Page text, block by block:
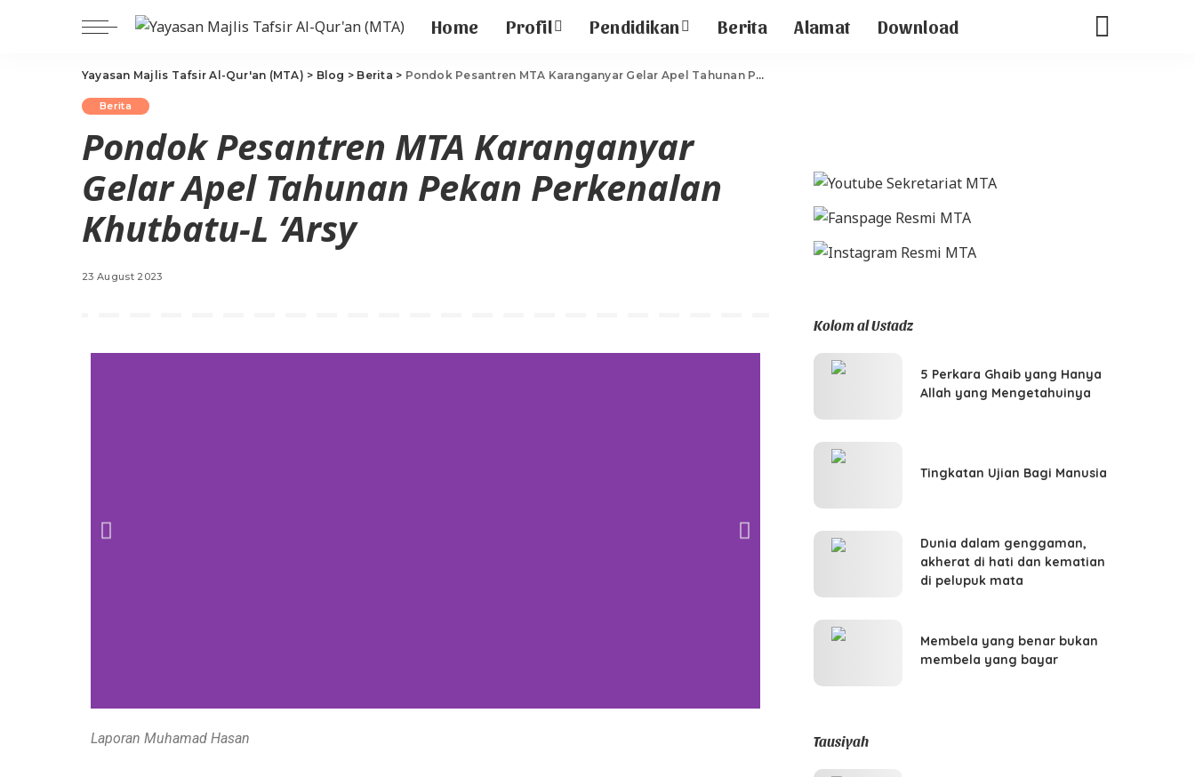
Home Profil Pendidikan Berita Alamat Download
Yayasan Majlis Tafsir Al-Qur'an (MTA) > Blog > Berita > Pondok Pesantren MTA Karanganyar Gelar Apel Tahunan Pekan Perkenalan Khutbatu-L ‘Arsy
Berita
Pondok Pesantren MTA Karanganyar
Gelar Apel Tahunan Pekan Perkenalan
Khutbatu-L ‘Arsy
23 August 2023
Laporan Muhamad Hasan
Kolom al Ustadz
5 Perkara Ghaib yang Hanya
Allah yang Mengetahuinya
Tingkatan Ujian Bagi Manusia
Dunia dalam genggaman,
akherat di hati dan kematian
di pelupuk mata
Membela yang benar bukan
membela yang bayar
Tausiyah